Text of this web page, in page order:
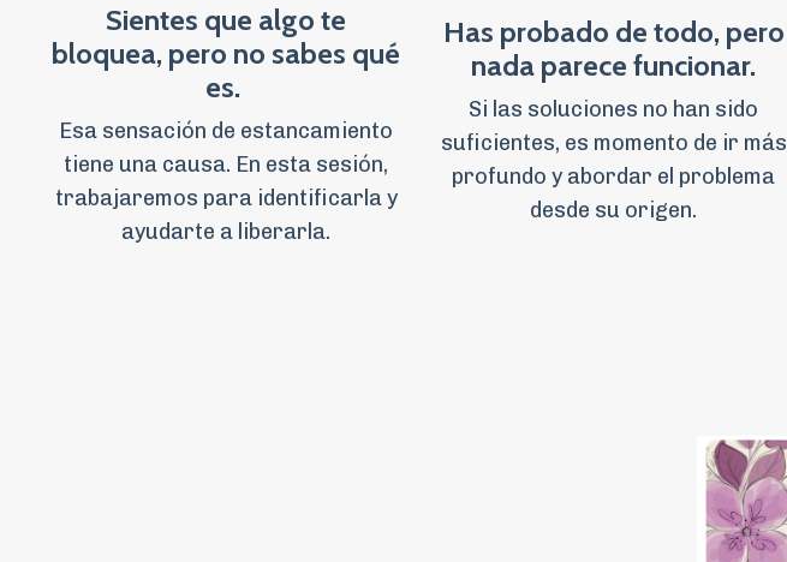
Sientes que algo te
bloquea, pero no sabes qué
es.
Esa sensación de estancamiento
tiene una causa. En esta sesión,
trabajaremos para identificarla y
ayudarte a liberarla.
Has probado de todo, pero
nada parece funcionar.
Si las soluciones no han sido
suficientes, es momento de ir más
profundo y abordar el problema
desde su origen.